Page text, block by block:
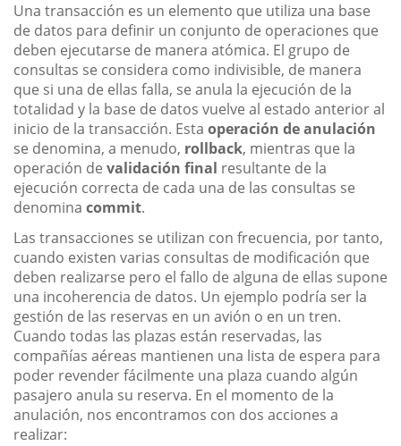
Una transacción es un elemento que utiliza una base
de datos para definir un conjunto de operaciones que
deben ejecutarse de manera atómica. El grupo de
consultas se considera como indivisible, de manera
que si una de ellas falla, se anula la ejecución de la
totalidad y la base de datos vuelve al estado anterior al
inicio de la transacción. Esta operación de anulación
se denomina, a menudo, rollback, mientras que la
operación de validación final resultante de la
ejecución correcta de cada una de las consultas se
denomina commit.
Las transacciones se utilizan con frecuencia, por tanto,
cuando existen varias consultas de modificación que
deben realizarse pero el fallo de alguna de ellas supone
una incoherencia de datos. Un ejemplo podría ser la
gestión de las reservas en un avión o en un tren.
Cuando todas las plazas están reservadas, las
compañías aéreas mantienen una lista de espera para
poder revender fácilmente una plaza cuando algún
pasajero anula su reserva. En el momento de la
anulación, nos encontramos con dos acciones a
realizar: